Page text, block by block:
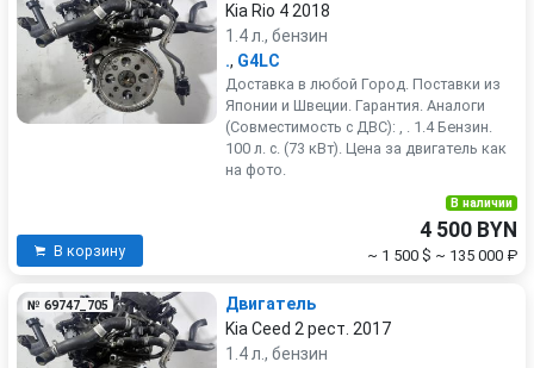
Kia Rio 4 2018
1.4 л., бензин
., G4LC
Доставка в любой Город. Поставки из
Японии и Швеции. Гарантия. Аналоги
(Совместимость с ДВС): , . 1.4 Бензин.
100 л. с. (73 кВт). Цена за двигатель как
на фото.
В корзину
В наличии
4 500 BYN
~ 1 500 $ ~ 135 000 ₽
№ 69747_705
Двигатель
Kia Ceed 2 рест. 2017
1.4 л., бензин